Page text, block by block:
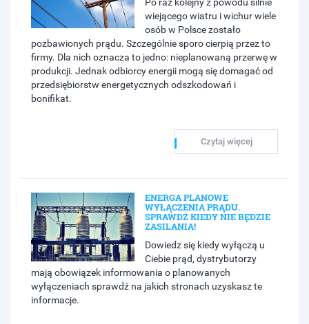
wiejącego wiatru i wichur wiele
osób w Polsce zostało
pozbawionych prądu. Szczególnie sporo cierpią przez to
firmy. Dla nich oznacza to jedno: nieplanowaną przerwę w
produkcji. Jednak odbiorcy energii mogą się domagać od
przedsiębiorstw energetycznych odszkodowań i
bonifikat.
Czytaj więcej
ENERGA PLANOWE
WYŁĄCZENIA PRĄDU.
SPRAWDŹ KIEDY NIE BĘDZIE
ZASILANIA!
Dowiedz się kiedy wyłączą u
Ciebie prąd, dystrybutorzy
mają obowiązek informowania o planowanych
wyłączeniach sprawdź na jakich stronach uzyskasz te
informacje.